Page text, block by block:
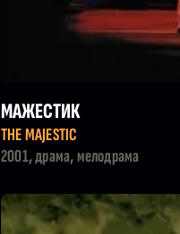
МАЖЕСТИК
THE MAJESTIC
2001, драма, мелодрама